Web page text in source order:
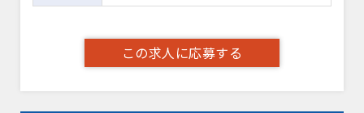
この求人に応募する